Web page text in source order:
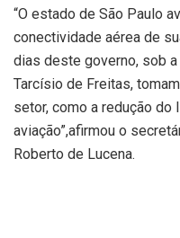
“O estado de São Paulo
conectividade aérea de
dias deste governo, sob
Tarcísio de Freitas,
setor, como a redução
aviação”,afirmou o
Roberto de Lucena.